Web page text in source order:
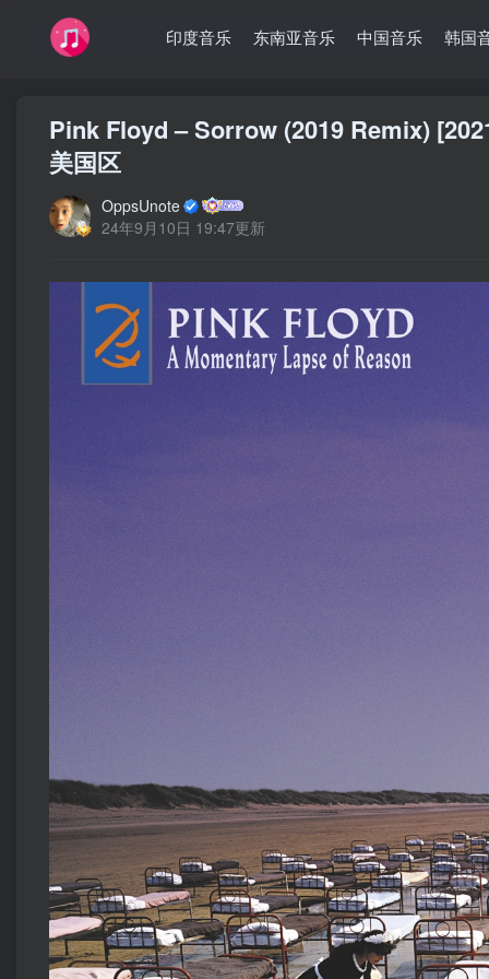
印度音乐 东南亚音乐 中国音乐 韩国
Pink Floyd – Sorrow (2019 Remix)
美国区
OppsUnote
24年9月10日 19:47更新